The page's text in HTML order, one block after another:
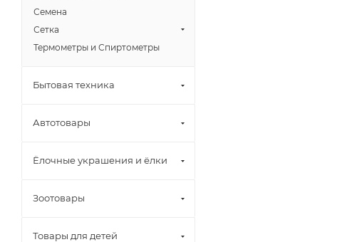
Семена
Сетка
Термометры и Спиртометры
Бытовая техника
Автотовары
Ёлочные украшения и ёлки
Зоотовары
Товары для детей